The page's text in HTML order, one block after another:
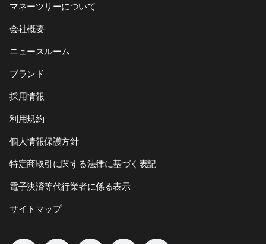
マネーツリーについて
会社概要
ニュースルーム
ブランド
採用情報
利用規約
個人情報保護方針
特定商取引に関する法律に基づく表記
電子決済等代行業者に係る表示
サイトマップ